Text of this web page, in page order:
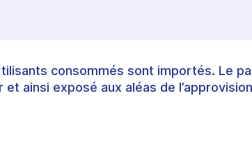
consommés sont importés. Le
ainsi exposé aux aléas de